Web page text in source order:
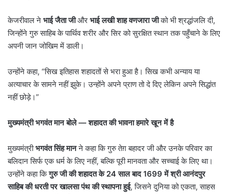
केजरीवाल ने भाई जैता जीऔर भाई लखी शाह वणजारा जीको भी श्रद्धांजलि दी,
जिन्होंने गुरु साहिब के पार्थिव शरीर और सिर को सुरक्षित स्थान तक पहुँचाने के लिए
अपनी जान जोखिम में डाली।
उन्होंने कहा, “सिख इतिहास शहादतों से भरा हुआ है। सिख कभी अन्याय या
अत्याचार के सामने नहीं झुके। उन्होंने अपने प्राण तो दे दिए लेकिन अपने सिद्धांत
नहीं छोड़े।”
मुख्यमंत्री भगवंत मान बोले—शहादत की भावना हमारे खून में है
मुख्यमंत्रीभगवंत सिंह मानने कहा कि गुरु तेग़ बहादर जी और उनके परिवार का
बलिदान सिर्फ एक धर्म के लिए नहीं, बल्कि पूरी मानवता और सच्चाई के लिए था।
उन्होंने कहा किगुरु जी की शहादत के 24साल बाद1699में श्री आनंदपुर
साहिब की धरती पर खालसा पंथ की स्थापना हुई, जिसने दुनिया को एकता, साहस